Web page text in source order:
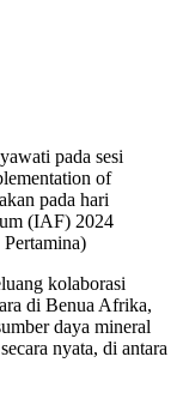
pada sesi
of
pada hari
(IAF) 2024
kolaborasi
di Benua Afrika,
daya mineral
nyata, di antara